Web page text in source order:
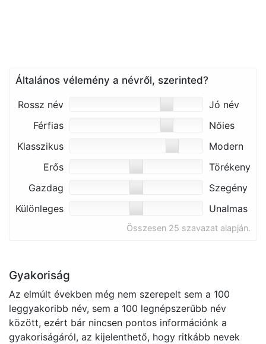
Általános vélemény a névről, szerinted?
Rossz név
Jó név
Férfias
Nőies
Klasszikus
Modern
Erős
Törékeny
Gazdag
Szegény
Különleges
Unalmas
Összesen 25 szavazat alapján.
Gyakoriság
Az elmúlt években még nem szerepelt sem a 100
leggyakoribb név, sem a 100 legnépszerűbb név
között, ezért bár nincsen pontos információnk a
gyakoriságáról, az kijelenthető, hogy ritkább nevek